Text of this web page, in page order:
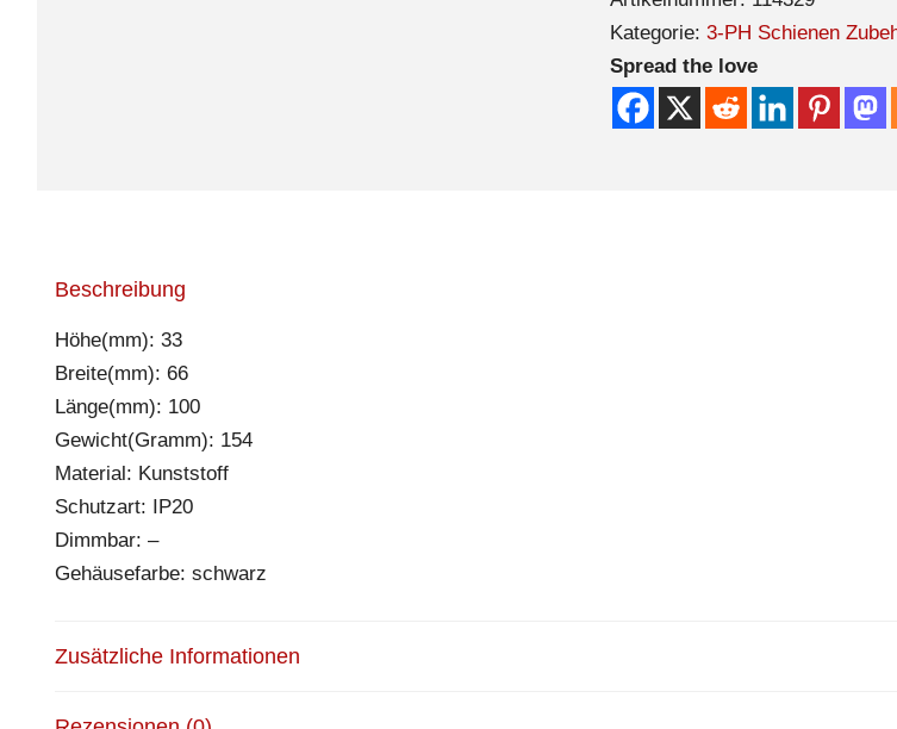
Kategorie: 3-PH Schienen
Spread the love
Beschreibung
Höhe(mm): 33
Breite(mm): 66
Länge(mm): 100
Gewicht(Gramm): 154
Material: Kunststoff
Schutzart: IP20
Dimmbar: –
Gehäusefarbe: schwarz
Zusätzliche Informationen